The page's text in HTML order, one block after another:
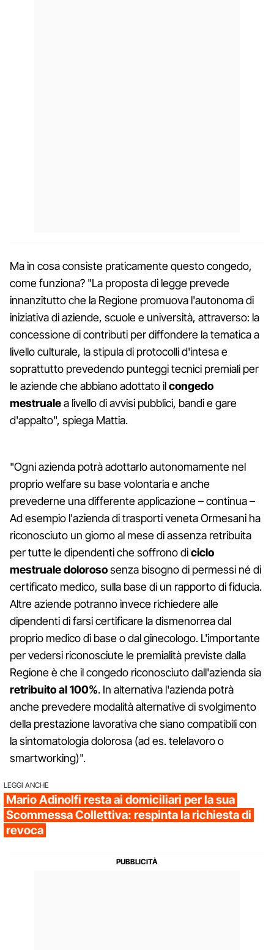
Ma in cosa consiste praticamente questo congedo,
come funziona? "La proposta di legge prevede
innanzitutto che la Regione promuova l'autonoma di
iniziativa di aziende, scuole e università, attraverso: la
concessione di contributi per diffondere la tematica a
livello culturale, la stipula di protocolli d'intesa e
soprattutto prevedendo punteggi tecnici premiali per
le aziende che abbiano adottato ilcongedo
mestrualea livello di avvisi pubblici, bandi e gare
d'appalto", spiega Mattia.
"Ogni azienda potrà adottarlo autonomamente nel
proprio welfare su base volontaria e anche
prevederne una differente applicazione – continua –
Ad esempio l'azienda di trasporti veneta Ormesani ha
riconosciuto un giorno al mese di assenza retribuita
per tutte le dipendenti che soffrono diciclo
mestruale dolorososenza bisogno di permessi né di
certificato medico, sulla base di un rapporto di fiducia.
Altre aziende potranno invece richiedere alle
dipendenti di farsi certificare la dismenorrea dal
proprio medico di base o dal ginecologo. L'importante
per vedersi riconosciute le premialità previste dalla
Regione è che il congedo riconosciuto dall'azienda sia
retribuito al 100%. In alternativa l'azienda potrà
anche prevedere modalità alternative di svolgimento
della prestazione lavorativa che siano compatibili con
la sintomatologia dolorosa (ad es. telelavoro o
smartworking)".
LEGGI ANCHE
Mario Adinolfi resta ai domiciliari per la sua
Scommessa Collettiva: respinta la richiesta di
revoca